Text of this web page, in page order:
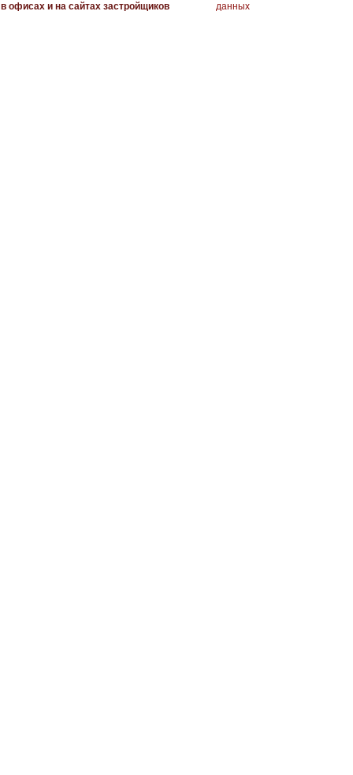
в офисах и на сайтах застройщиков
данных